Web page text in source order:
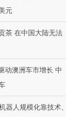
元
茶 在中国大陆无法
动澳洲车市增长 中
器人规模化靠技术、